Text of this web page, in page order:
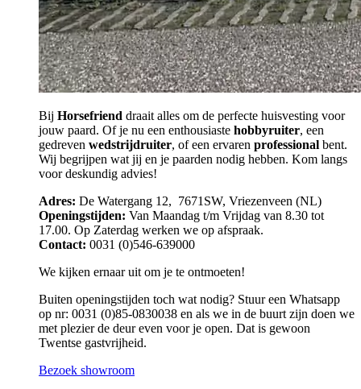
Bij Horsefriend draait alles om de perfecte huisvesting voor
jouw paard. Of je nu een enthousiaste hobbyruiter, een
gedreven wedstrijdruiter, of een ervaren professional bent.
Wij begrijpen wat jij en je paarden nodig hebben. Kom langs
voor deskundig advies!
Adres: De Watergang 12, 7671SW, Vriezenveen (NL)
Openingstijden: Van Maandag t/m Vrijdag van 8.30 tot
17.00. Op Zaterdag werken we op afspraak.
Contact: 0031 (0)546-639000
We kijken ernaar uit om je te ontmoeten!
Buiten openingstijden toch wat nodig? Stuur een Whatsapp
op nr: 0031 (0)85-0830038 en als we in de buurt zijn doen we
met plezier de deur even voor je open. Dat is gewoon
Twentse gastvrijheid.
Bezoek showroom